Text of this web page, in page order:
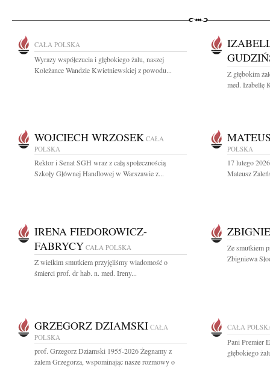
CAŁA POLSKA
Wyrazy współczucia i głębokiego żalu, naszej
Koleżance Wandzie Kwietniewskiej z powodu...
Z głębokim
med. Izabellę
WOJCIECH WRZOSEK CAŁA
POLSKA
Rektor i Senat SGH wraz z całą społecznością
Szkoły Głównej Handlowej w Warszawie z...
POLSKA
17 lutego
Mateusz
IRENA FIEDOROWICZ-
FABRYCY CAŁA POLSKA
Z wielkim smutkiem przyjęliśmy wiadomość o
śmierci prof. dr hab. n. med. Ireny...
Ze smutkiem
Zbigniewa
GRZEGORZ DZIAMSKI CAŁA
POLSKA
prof. Grzegorz Dziamski 1955-2026 Żegnamy z
żalem Grzegorza, wspominając nasze rozmowy o
CAŁA
Pani Premier
głębokiego